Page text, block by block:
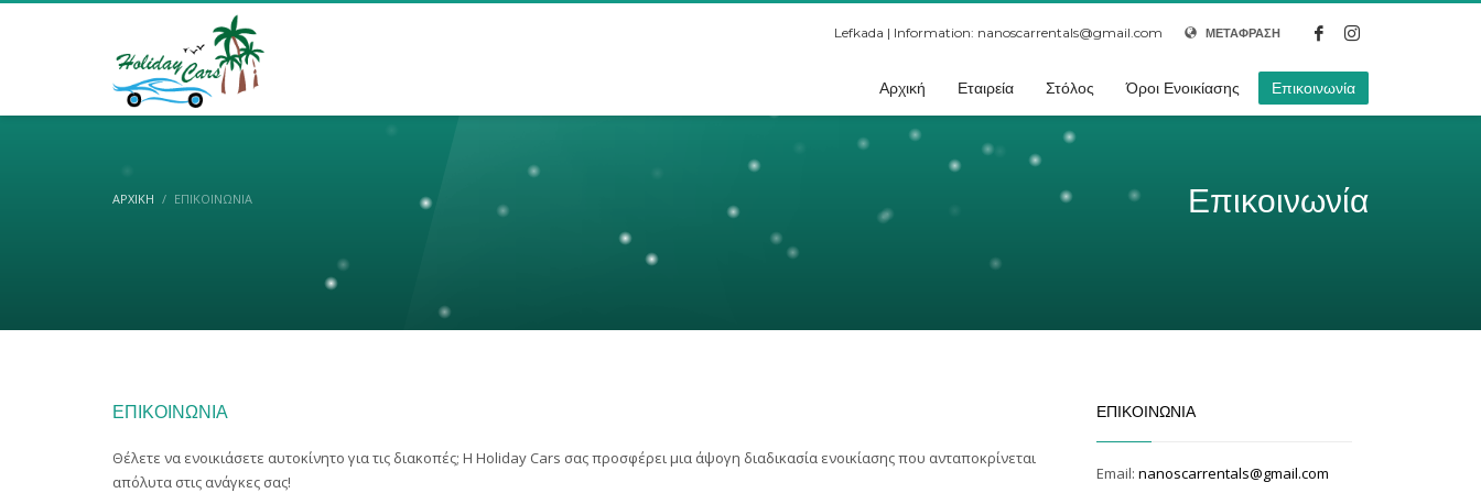
Lefkada | Information: nanoscarrentals@gmail.com ΜΕΤΑΦΡΑΣΗ
Αρχική Εταιρεία Στόλος Όροι Ενοικίασης Επικοινωνία
ΑΡΧΙΚΉ ΕΠΙΚΟΙΝΩΝΊΑ Επικοινωνία
ΕΠΙΚΟΙΝΩΝΊΑ
Θέλετε να ενοικιάσετε αυτοκίνητο για τις διακοπές; Η Holiday Cars σας προσφέρει μια άψογη διαδικασία ενοικίασης που ανταποκρίνεται
απόλυτα στις ανάγκες σας!
ΕΠΙΚΟΙΝΩΝΊΑ
Email: nanoscarrentals@gmail.com